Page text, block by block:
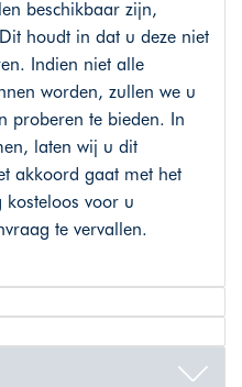
beschikbaar zijn,
houdt in dat u deze niet
Indien niet alle
worden, zullen we u
proberen te bieden. In
laten wij u dit
akkoord gaat met het
voor u
te vervallen.